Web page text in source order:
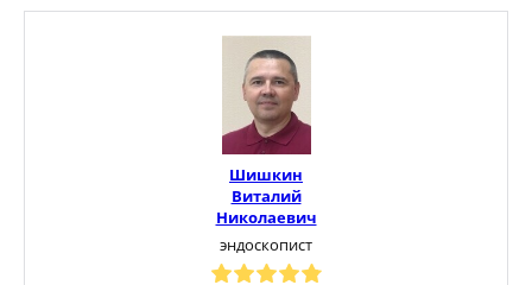
Шишкин
Виталий
Николаевич
эндоскопист